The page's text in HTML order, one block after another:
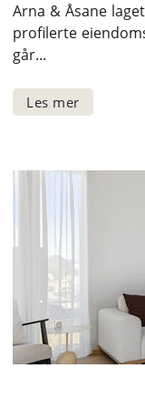
Arna & Åsane
profilerte
går...